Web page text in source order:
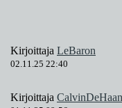
Kirjoittaja LeBaron
02.11.25 22:40
Kirjoittaja CalvinDeHaan